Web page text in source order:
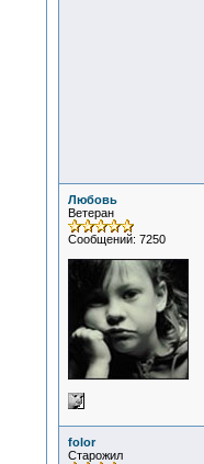
Любовь
Ветеран
Сообщений: 7250
folor
Старожил